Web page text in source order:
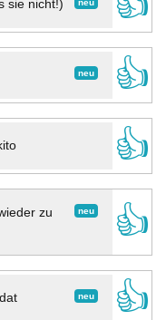
neu
sie nicht!)
neu
👍
👍
neu
zu
👍
neu
👍